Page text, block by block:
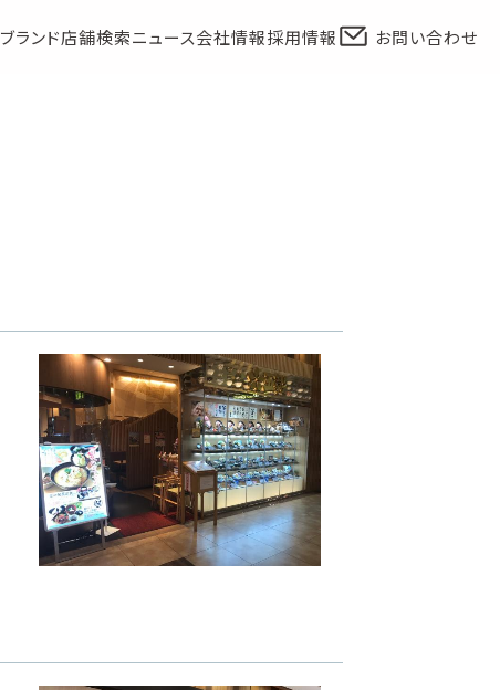
ブランド店舗検索ニュース会社情報採用情報 お問い合わせ